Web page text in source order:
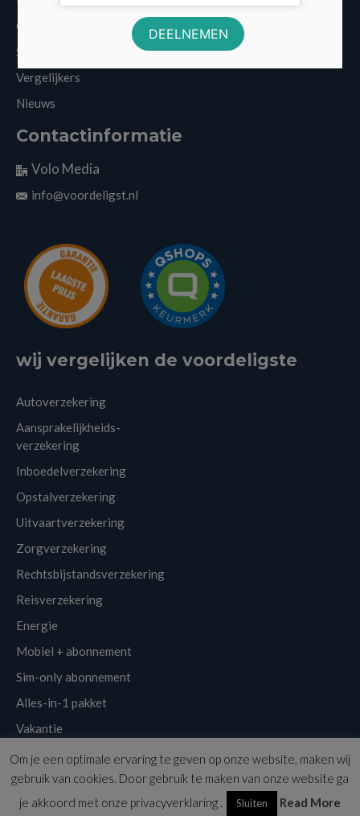
Cookies
Sitemap
Vergelijkers
Nieuws
Contactinformatie
Volo Media
info@voordeligst.nl
wij vergelijken de voordeligste
Autoverzekering
Aansprakelijkheids-
verzekering
Inboedelverzekering
Opstalverzekering
Uitvaartverzekering
Zorgverzekering
Rechtsbijstandsverzekering
Reisverzekering
Energie
Mobiel + abonnement
Sim-only abonnement
Alles-in-1 pakket
Vakantie
Klantenservice Links Disclaimer Sitemap
Copyright © 2026 | Voordeligst.nl
Om je een optimale ervaring te geven op onze website, maken wij
gebruik van cookies. Door gebruik te maken van onze website ga
je akkoord met onze privacyverklaring .
Sluiten Read More